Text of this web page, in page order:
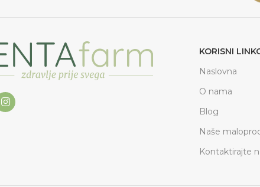
KORISNI
Naslovna
O nama
Blog
Naše
Kontaktirajte